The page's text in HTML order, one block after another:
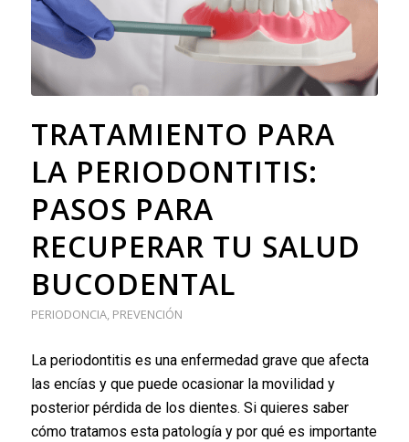
TRATAMIENTO PARA
LA PERIODONTITIS:
PASOS PARA
RECUPERAR TU SALUD
BUCODENTAL
PERIODONCIA, PREVENCIÓN
La periodontitis es una enfermedad grave que afecta
las encías y que puede ocasionar la movilidad y
posterior pérdida de los dientes. Si quieres saber
cómo tratamos esta patología y por qué es importante